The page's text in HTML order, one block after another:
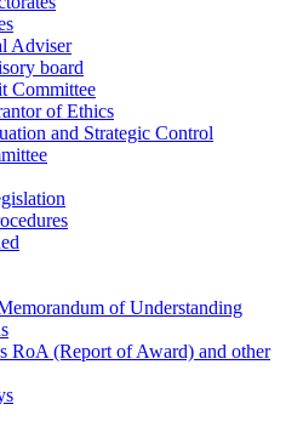
Adviser
board
Committee
of Ethics
and Strategic Control
of Understanding
RoA (Report of Award) and other